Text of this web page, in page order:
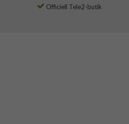
Officiell Tele2-butik